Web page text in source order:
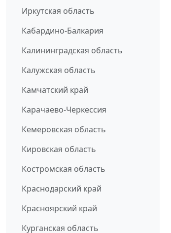
Иркутская область
Кабардино-Балкария
Калининградская область
Калужская область
Камчатский край
Карачаево-Черкессия
Кемеровская область
Кировская область
Костромская область
Краснодарский край
Красноярский край
Курганская область